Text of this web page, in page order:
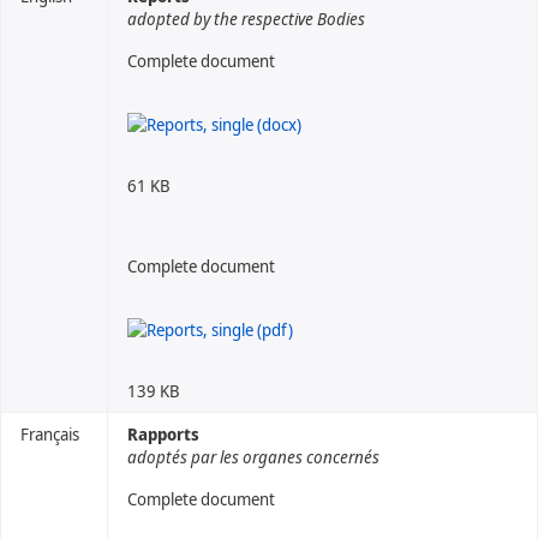
adopted by the respective Bodies
Complete document
61 KB
Complete document
139 KB
Français
Rapports
adoptés par les organes concernés
Complete document